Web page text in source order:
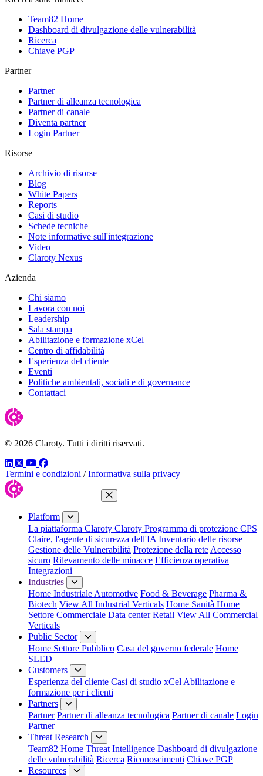
Team82 Home
Dashboard di divulgazione delle vulnerabilità
Ricerca
Chiave PGP
Partner
Partner
Partner di alleanza tecnologica
Partner di canale
Diventa partner
Login Partner
Risorse
Archivio di risorse
Blog
White Papers
Reports
Casi di studio
Schede tecniche
Note informative sull'integrazione
Video
Claroty Nexus
Azienda
Chi siamo
Lavora con noi
Leadership
Sala stampa
Abilitazione e formazione xCel
Centro di affidabilità
Esperienza del cliente
Eventi
Politiche ambientali, sociali e di governance
Contattaci
© 2026 Claroty. Tutti i diritti riservati.
LinkedIn
TwitterYouTube
Facebook
Termini e condizioni / Informativa sulla privacy
Close Menu
Platform
La piattaforma Claroty Claroty Programma di protezione CPS
Claire, l'agente di sicurezza dell'IA Inventario delle risorse
Gestione delle Vulnerabilità Protezione della rete Accesso
sicuro Rilevamento delle minacce Efficienza operativa
Integrazioni
Industries
Home Industriale Automotive Food & Beverage Pharma &
Biotech View All Industrial Verticals Home Sanità Home
Settore Commerciale Data center Retail View All Commercial
Verticals
Public Sector
Home Settore Pubblico Casa del governo federale Home
SLED
Customers
Esperienza del cliente Casi di studio xCel Abilitazione e
formazione per i clienti
Partners
Partner Partner di alleanza tecnologica Partner di canale Login
Partner
Threat Research
Team82 Home Threat Intelligence Dashboard di divulgazione
delle vulnerabilità Ricerca Riconoscimenti Chiave PGP
Resources